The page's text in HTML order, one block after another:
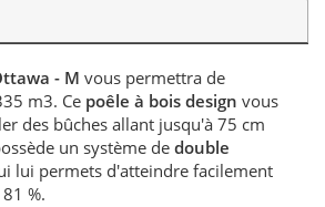
- M vous permettra de
m3. Ce poêle à bois design vous
des bûches allant jusqu'à 75 cm
un système de double
lui permets d'atteindre facilement
%.